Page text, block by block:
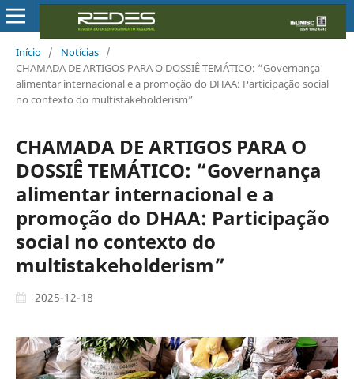
Início / Notícias /
CHAMADA DE ARTIGOS PARA O DOSSIÊ TEMÁTICO: “Governança
alimentar internacional e a promoção do DHAA: Participação social
no contexto do multistakeholderism”
CHAMADA DE ARTIGOS PARA O
DOSSIÊ TEMÁTICO: “Governança
alimentar internacional e a
promoção do DHAA: Participação
social no contexto do
multistakeholderism”
2025-12-18